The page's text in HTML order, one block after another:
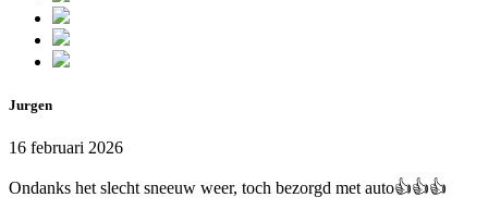
Jurgen
16 februari 2026
Ondanks het slecht sneeuw weer, toch bezorgd met auto👍👍👍